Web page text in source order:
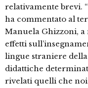
relativamente brevi.
ha commentato al
Manuela Ghizzoni,
effetti
lingue straniere
didattiche
rivelati quelli che